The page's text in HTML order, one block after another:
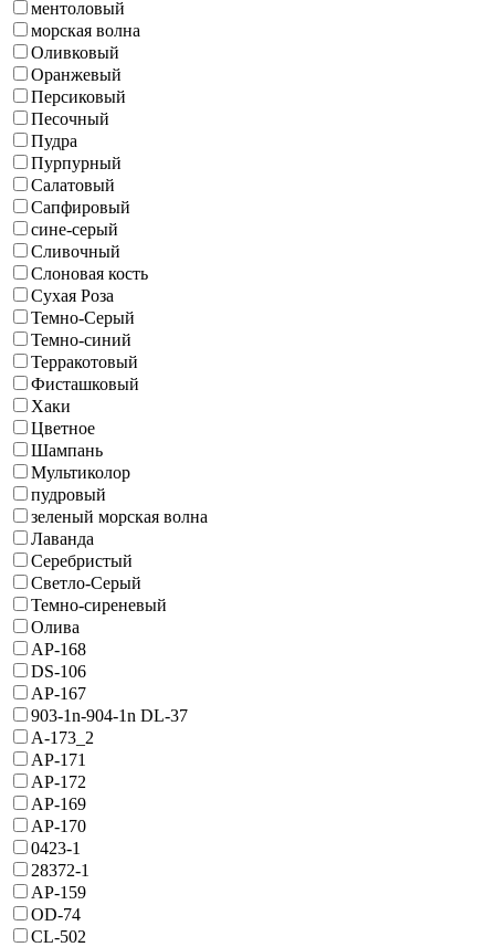
ментоловый
морская волна
Оливковый
Оранжевый
Персиковый
Песочный
Пудра
Пурпурный
Салатовый
Сапфировый
сине-серый
Сливочный
Слоновая кость
Сухая Роза
Темно-Серый
Темно-синий
Терракотовый
Фисташковый
Хаки
Цветное
Шампань
Мультиколор
пудровый
зеленый морская волна
Лаванда
Серебристый
Светло-Серый
Темно-сиреневый
Олива
AP-168
DS-106
AP-167
903-1n-904-1n DL-37
A-173_2
AP-171
AP-172
AP-169
AP-170
0423-1
28372-1
AP-159
OD-74
CL-502